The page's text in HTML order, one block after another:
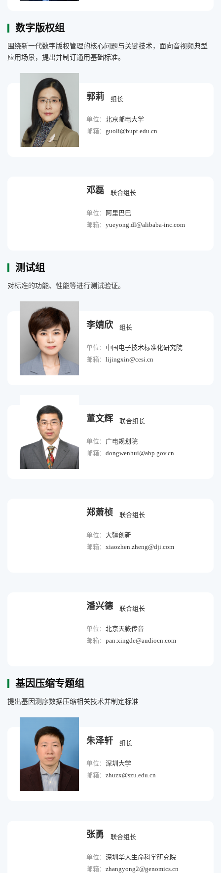
数字版权组
围绕新一代数字版权管理的核心问题与关键技术，面向音视频典型
应用场景，提出并制订通用基础标准。
郭莉 组长
单位： 北京邮电大学
邮箱： guoli@bupt.edu.cn
邓磊 联合组长
单位：
阿里巴巴
邮箱： yueyong.dl@alibaba-inc.com
测试组
对标准的功能、性能等进行测试验证。
李婧欣 组长
单位： 中国电子技术标准化研究院
邮箱： lijingxin@cesi.cn
董文辉 联合组长
单位： 广电规划院
邮箱： dongwenhui@abp.gov.cn
郑萧桢 联合组长
单位： 大疆创新
邮箱： xiaozhen.zheng@dji.com
潘兴德 联合组长
单位： 北京天簌传音
邮箱： pan.xingde@audiocn.com
基因压缩专题组
提出基因测序数据压缩相关技术并制定标准
朱泽轩 组长
单位： 深圳大学
邮箱： zhuzx@szu.edu.cn
张勇 联合组长
单位： 深圳华大生命科学研究院
邮箱： zhangyong2@genomics.cn